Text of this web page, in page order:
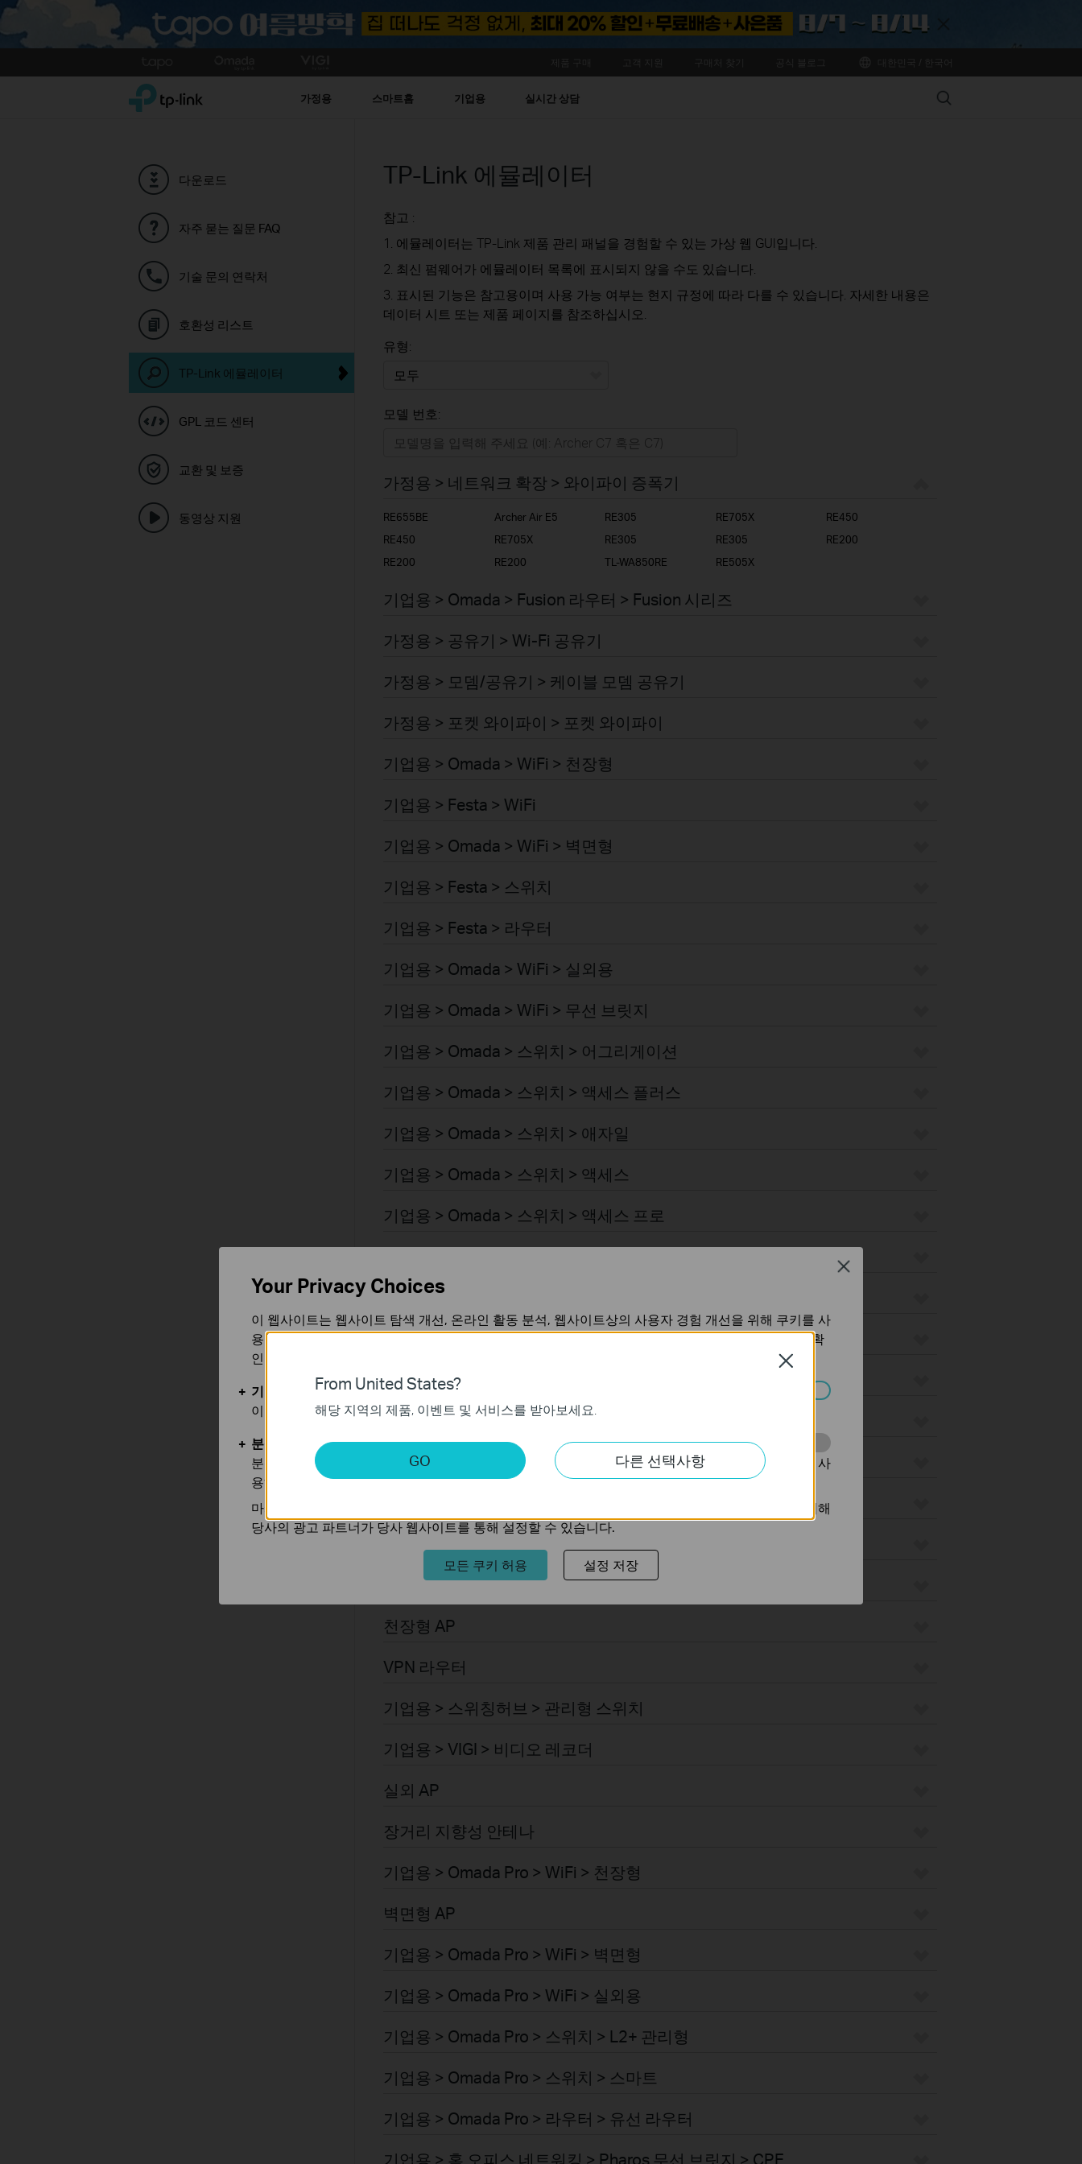
to
TP-Link, Reliably Smart 가정용 스마트홈 기업용 실시간 상담 Search
다운로드
자주 묻는 질문 FAQ
기술 문의 연락처
호환성 리스트
TP-Link 에뮬레이터
GPL 코드 센터
교환 및 보증
동영상 지원
TP-Link 에뮬레이터
참고 :
1. 에뮬레이터는 TP-Link 제품 관리 패널을 경험할 수 있는 가상 웹 GUI입니다.
2. 최신 펌웨어가 에뮬레이터 목록에 표시되지 않을 수도 있습니다.
3. 표시된 기능은 참고용이며 사용 가능 여부는 현지 규정에 따라 다를 수 있습니다. 자세한 내용은
데이터 시트 또는 제품 페이지를 참조하십시오.
유형:
기업용
모델 번호:
가정용 > 네트워크 확장 > 와이파이 증폭기
RE655BE Archer Air E5 RE305 RE705X
RE450
RE450
RE705X RE305 RE305
RE200
RE200
RE200 TL-WA850RE RE505X
기업용 > Omada > Fusion 라우터 > Fusion 시리즈
가정용 > 공유기 > Wi-Fi 공유기
가정용 > 모뎀/공유기 > 케이블 모뎀 공유기
가정용 > 포켓 와이파이 > 포켓 와이파이
기업용 > Omada > WiFi > 천장형
기업용 > Festa > WiFi
기업용 > Omada > WiFi > 벽면형
기업용 > Festa > 스위치
기업용 > Festa > 라우터
기업용 > Omada > WiFi > 실외용
기업용 > Omada > WiFi > 무선 브릿지
기업용 > Omada > 스위치 > 어그리게이션
기업용 > Omada > 스위치 > 액세스 플러스
기업용 > Omada > 스위치 > 애자일
기업용 > Omada > 스위치 > 액세스
기업용 > Omada > 스위치 > 액세스 프로
기업용 > Omada > 스위치 > 산업용
기업용 > Omada > 스위치 > 캠퍼스
기업용 > Omada > 일반 라우터 > 유선 라우터
기업용 > Omada > 일반 라우터 > WiFi 라우터
기업용 > Omada > 일반 라우터 > 통합 라우터
기업용 > VIGI > 카메라
천장형 AP
VPN 라우터
기업용 > 스위칭허브 > 관리형 스위치
기업용 > VIGI > 비디오 레코더
실외 AP
장거리 지향성 안테나
기업용 > Omada Pro > WiFi > 천장형
벽면형 AP
기업용 > Omada Pro > WiFi > 벽면형
기업용 > Omada Pro > WiFi > 실외용
기업용 > Omada Pro > 스위치 > L2+ 관리형
기업용 > Omada Pro > 스위치 > 스마트
기업용 > Omada Pro > 라우터 > 유선 라우터
기업용 > 홈 오피스 네트워킹 > Pharos 무선 브릿지 > CPE
From United States?
해당 지역의 제품, 이벤트 및 서비스를 받아보세요.
GO 다른 선택사항
Close
Your Privacy Choices
이 웹사이트는 웹사이트 탐색 개선, 온라인 활동 분석, 웹사이트상의 사용자 경험 개선을 위해 쿠키를 사
용합니다. 귀하는 언제든지 쿠키 사용을 거부할 수 있습니다. 자세한 내용은개인정보 처리방침에서 확
인할 수 있습니다.
기본 쿠키
이 쿠키는 웹사이트가 작동하는 데 필요하며 사용자의 시스템에서 비활성화할 수 없습니다.
분석 및 마케팅 쿠키
분석 쿠키는 웹사이트의 기능을 개선하고 조정하기 위해 웹사이트에서의 사용자 활동을 분석하는 데 사
용하는 쿠키입니다.
마케팅 쿠키는 귀하의 관심사에 대한 프로필을 생성하고 다른 웹사이트에서 관련 광고를 표시하기 위해
당사의 광고 파트너가 당사 웹사이트를 통해 설정할 수 있습니다.
모든 쿠키 허용 설정 저장
Close